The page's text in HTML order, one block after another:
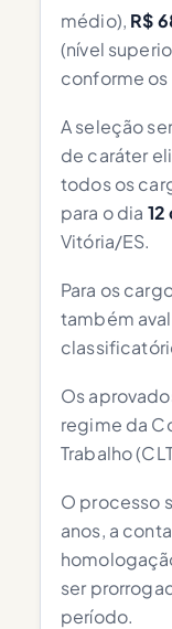
médio), R$
(nível
conforme
A seleção
de caráter
todos os
para o dia
Vitória/ES.
Para os
também
Os
regime da
Trabalho
O processo
anos, a
ser
período.